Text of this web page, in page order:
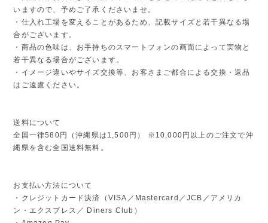
いますので、予めご了承くださいませ。
・仕入れ工場を変えることがあるため、記載サイズと若干異なる場
合がございます。
・商品の色味は、お手持ちのスマートフォンの画面によって実物と
若干異なる場合がございます。
・イメージ違いやサイズ交換等、お客さまご都合による交換・返品
はご遠慮ください。
送料について
全国一律580円（沖縄県は1,500円） ※10,000円以上のご注文で沖
縄県を含む全国送料無料。
お支払い方法について
・クレジットカード決済（VISA／Mastercard／JCB／アメリカ
ン・エクスプレス／ Diners Club）